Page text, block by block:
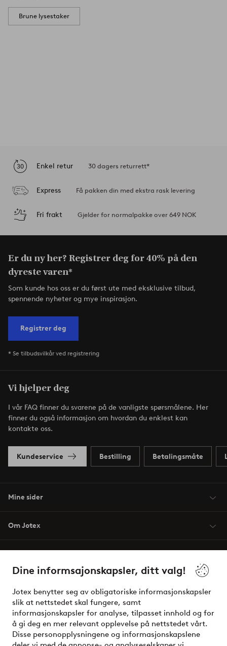
Dine informsajonskapsler, ditt valg!
Jotex benytter seg av obligatoriske informasjonskapsler
slik at nettstedet skal fungere, samt
informasjonskapsler for analyse, tilpasset innhold og for
å gi deg en mer relevant opplevelse på nettstedet vårt.
Disse personopplysningene og informasjonskapslene
Brune lysestaker
Enkel retur 30 dagers returrett*
Express Få pakken din med ekstra rask levering
Fri frakt Gjelder for normalpakke over 649 NOK
Er du ny her? Registrer deg for 40% på den
dyreste varen*
Som kunde hos oss er du først ute med eksklusive tilbud,
spennende nyheter og mye inspirasjon.
Registrer deg
* Se tilbudsvilkår ved registrering
Vi hjelper deg
I vår FAQ finner du svarene på de vanligste spørsmålene. Her
finner du også informasjon om hvordan du enklest kan
kontakte oss.
Kundeservice Bestilling Betalingsmåte
Mine sider
Om Jotex
Venner